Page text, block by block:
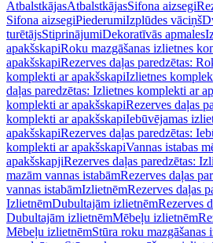
AtbalstkājasAtbalstkājasSifona aizsegi
Sifona aizsegiPiederumiIzplūdes vāciņš
turētājsStiprinājumiDekoratīvās apmales
apakšskapiRoku mazgāšanas izlietnes
apakšskapiRezerves daļas paredzētas:
komplekti ar apakšskapiIzlietnes
daļas paredzētas: Izlietnes komplekti ar
komplekti ar apakšskapiRezerves daļas
komplekti ar apakšskapiIebūvējamas
apakšskapiRezerves daļas paredzētas:
komplekti ar apakšskapiVannas istabas
apakšskapjiRezerves daļas paredzētas:
mazām vannas istabāmRezerves daļas
vannas istabāmIzlietnēmRezerves daļas
IzlietnēmDubultajām izlietnēmRezerves
Dubultajām izlietnēmMēbeļu izlietnēm
Mēbeļu izlietnēmStūra roku mazgāšanas